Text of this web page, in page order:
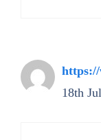
https://
18th